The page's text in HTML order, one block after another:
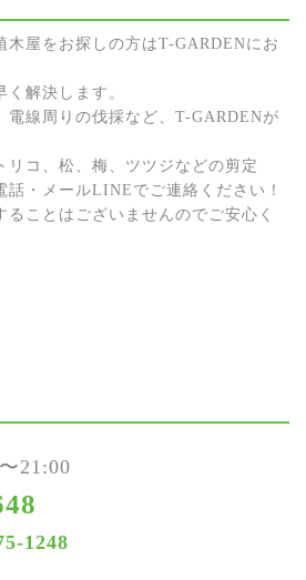
木屋をお探しの方はT-GARDENにお
解決します。
電線周りの伐採など、T-GARDENが
リコ、松、梅、ツツジなどの剪定
話・メールLINEでご連絡ください！
ることはございませんのでご安心く
21:00
1248